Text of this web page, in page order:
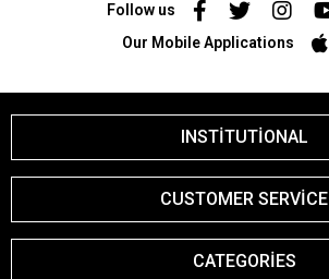
Follow us
Our Mobile Applications
INSTİTUTİONAL
CUSTOMER SERVİCE
CATEGORİES